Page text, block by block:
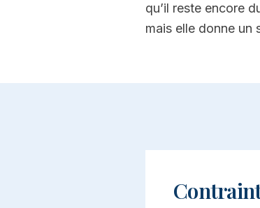
qu’il reste encore
mais elle donne un